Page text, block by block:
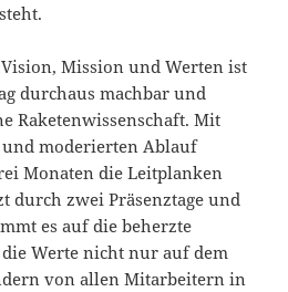
Mission und Werten ist
durchaus machbar und
Raketenwissenschaft. Mit
moderierten Ablauf
Monaten die Leitplanken
durch zwei Präsenztage und
es auf die beherzte
Werte nicht nur auf dem
von allen Mitarbeitern in